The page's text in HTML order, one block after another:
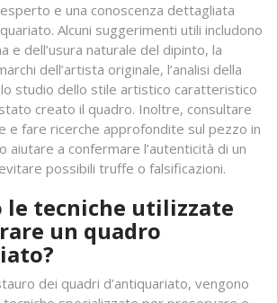
e una conoscenza dettagliata
Alcuni suggerimenti utili includono
e dell’usura naturale del dipinto, la
dell’artista originale, l’analisi della
studio dello stile artistico caratteristico
stato creato il quadro. Inoltre, consultare
e fare ricerche approfondite sul pezzo in
aiutare a confermare l’autenticità di un
possibili truffe o falsificazioni.
le tecniche utilizzate
un quadro
dei quadri d’antiquariato, vengono